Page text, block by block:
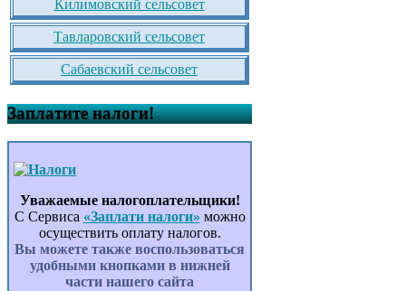
Килимовский сельсовет
Тавларовский сельсовет
Сабаевский сельсовет
Заплатите налоги!
Уважаемые налогоплательщики!
С Сервиса «Заплати налоги» можно
осуществить оплату налогов.
Вы можете также воспользоваться
удобными кнопками в нижней
части нашего сайта